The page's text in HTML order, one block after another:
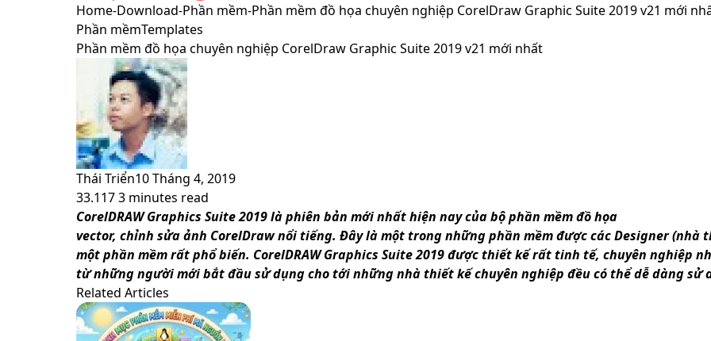
Menu
Switch
skin
Home-Download-Phần mềm-Phần mềm đồ họa chuyên nghiệp CorelDraw Graphic Suite 2019 v21 mới
Phần mềmTemplates
Phần mềm đồ họa chuyên nghiệp CorelDraw Graphic Suite 2019 v21 mới nhất
Thái Triển10 Tháng 4, 2019
33.1173 minutes read
Facebook
X
LinkedIn
Pinterest
Messenger
Messenger
WhatsApp
Telegram
Viber
Share
via
Email
Print
CorelDRAW Graphics Suite 2019 là phiên bản mới nhất hiện nay của bộ phần mềm đồ họa
vector, chỉnh sửa ảnh CorelDraw nổi tiếng. Đây là một trong những phần mềm được các Designer
một phần mềm rất phổ biến. CorelDRAW Graphics Suite 2019 được thiết kế rất tinh tế, chuyên nghiệp
từ những người mới bắt đầu sử dụng cho tới những nhà thiết kế chuyên nghiệp đều có thể dễ dàng sử
Related Articles